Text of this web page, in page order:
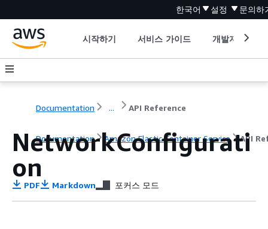
한국어 설정 문의하
시작하기 서비스 가이드 개발자 도구
Documentation ... API Reference
Documentation Amazon Elastic Container Service API
NetworkConfigurati
on
PDF Markdown 포커스 모드